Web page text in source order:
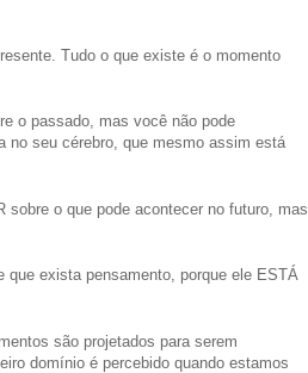
Tudo o que existe é o momento
o passado, mas você não pode
no seu cérebro, que mesmo assim está
o que pode acontecer no futuro, mas
que exista pensamento, porque ele ESTÁ
são projetados para serem
domínio é percebido quando estamos